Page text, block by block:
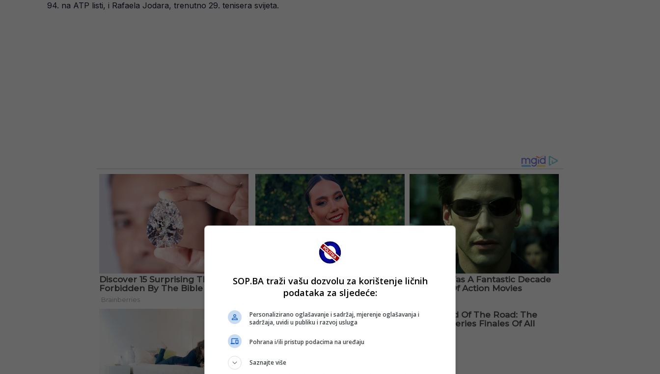
94. na ATP listi, i Rafaela Jodara, trenutno 29. tenisera svijeta.
SOP.BA traži vašu dozvolu za korištenje ličnih
podataka za sljedeće:
Personalizirano oglašavanje i sadržaj, mjerenje oglašavanja i
sadržaja, uvidi u publiku i razvoj usluga
Pohrana i/ili pristup podacima na uređaju
Saznajte više